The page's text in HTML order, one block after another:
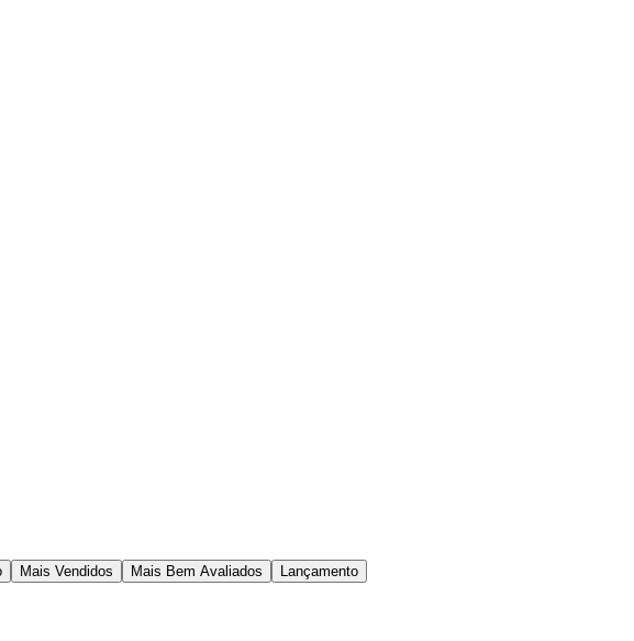
Mais Vendidos Mais Bem Avaliados Lançamento